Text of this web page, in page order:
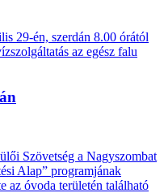
29-én, szerdán 8.00 órától
az egész falu
Szövetség a Nagyszombat
Alap” programjának
az óvoda területén található